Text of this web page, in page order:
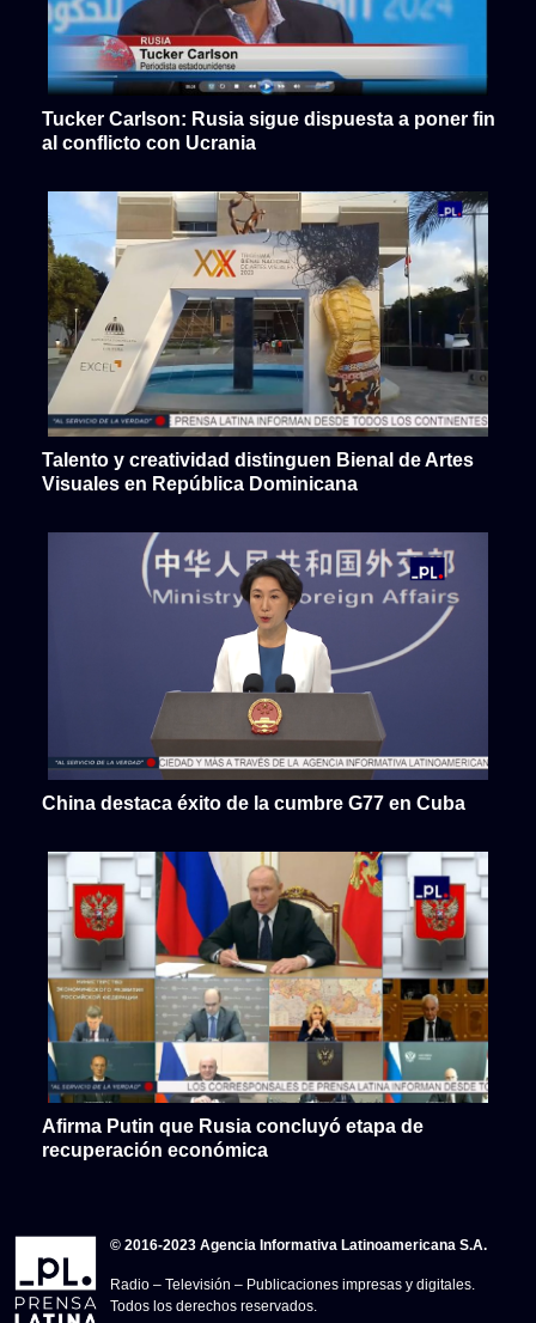
Tucker Carlson: Rusia sigue dispuesta a poner fin
al conflicto con Ucrania
Talento y creatividad distinguen Bienal de Artes
Visuales en República Dominicana
China destaca éxito de la cumbre G77 en Cuba
Afirma Putin que Rusia concluyó etapa de
recuperación económica
© 2016-2023 Agencia Informativa Latinoamericana S.A.
Radio – Televisión – Publicaciones impresas y digitales.
Todos los derechos reservados.